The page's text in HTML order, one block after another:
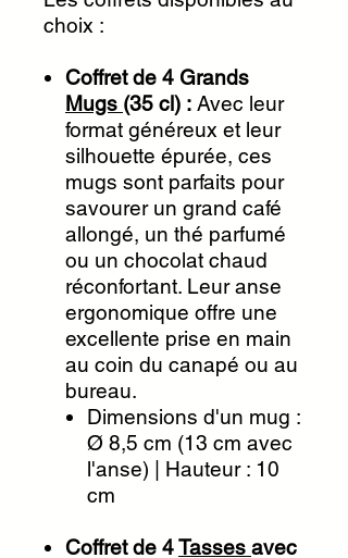
choix :
Coffret de 4 Grands
Mugs (35 cl) : Avec leur
format généreux et leur
silhouette épurée, ces
mugs sont parfaits pour
savourer un grand café
allongé, un thé parfumé
ou un chocolat chaud
réconfortant. Leur anse
ergonomique offre une
excellente prise en main
au coin du canapé ou au
bureau.
Dimensions d'un mug :
Ø 8,5 cm (13 cm avec
l'anse) | Hauteur : 10
cm
Coffret de 4Tasses avec